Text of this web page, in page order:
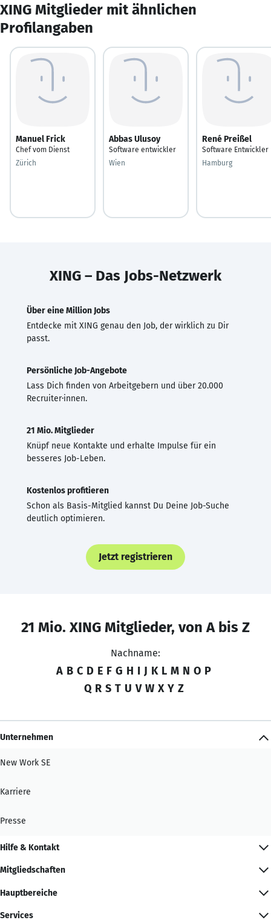
XING Mitglieder mit ähnlichen
Profilangaben
Manuel Frick
Chef vom Dienst
Zürich
Abbas Ulusoy
Software entwickler
Wien
René Preißel
Software Entwickler
Hamburg
XING – Das Jobs-Netzwerk
Über eine Million Jobs
Entdecke mit XING genau den Job, der wirklich zu Dir
passt.
Persönliche Job-Angebote
Lass Dich finden von Arbeitgebern und über 20.000
Recruiter·innen.
21 Mio. Mitglieder
Knüpf neue Kontakte und erhalte Impulse für ein
besseres Job-Leben.
Kostenlos profitieren
Schon als Basis-Mitglied kannst Du Deine Job-Suche
deutlich optimieren.
Jetzt registrieren
21 Mio. XING Mitglieder, von A bis Z
Nachname:
A B C D E F G H I J K L M N O P
Q R S T U V W X Y Z
Unternehmen
New Work SE
Karriere
Presse
Hilfe & Kontakt
Mitgliedschaften
Hauptbereiche
Services